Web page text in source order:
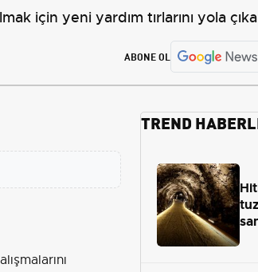
için yeni yardım tırlarını yola
ABONE OL
TREND